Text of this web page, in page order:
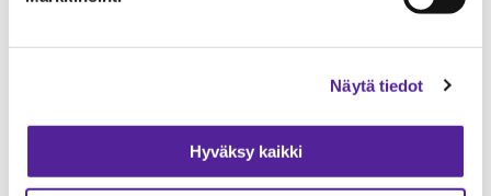
Näytä tiedot
Hyväksy kaikki
ROSKAPOSTITARKISTUS